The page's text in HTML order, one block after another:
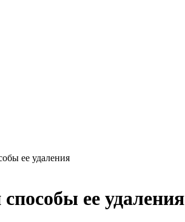
ее удаления
ее удаления